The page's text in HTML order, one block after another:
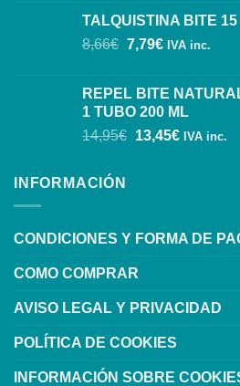
TALQUISTINA BITE 15
8,66€ 7,79€ IVA inc.
REPEL BITE
1 TUBO 200 ML
14,95€ 13,45€ IVA inc.
INFORMACIÓN
CONDICIONES Y FORMA DE
COMO COMPRAR
AVISO LEGAL Y PRIVACIDAD
POLÍTICA DE COOKIES
INFORMACIÓN SOBRE